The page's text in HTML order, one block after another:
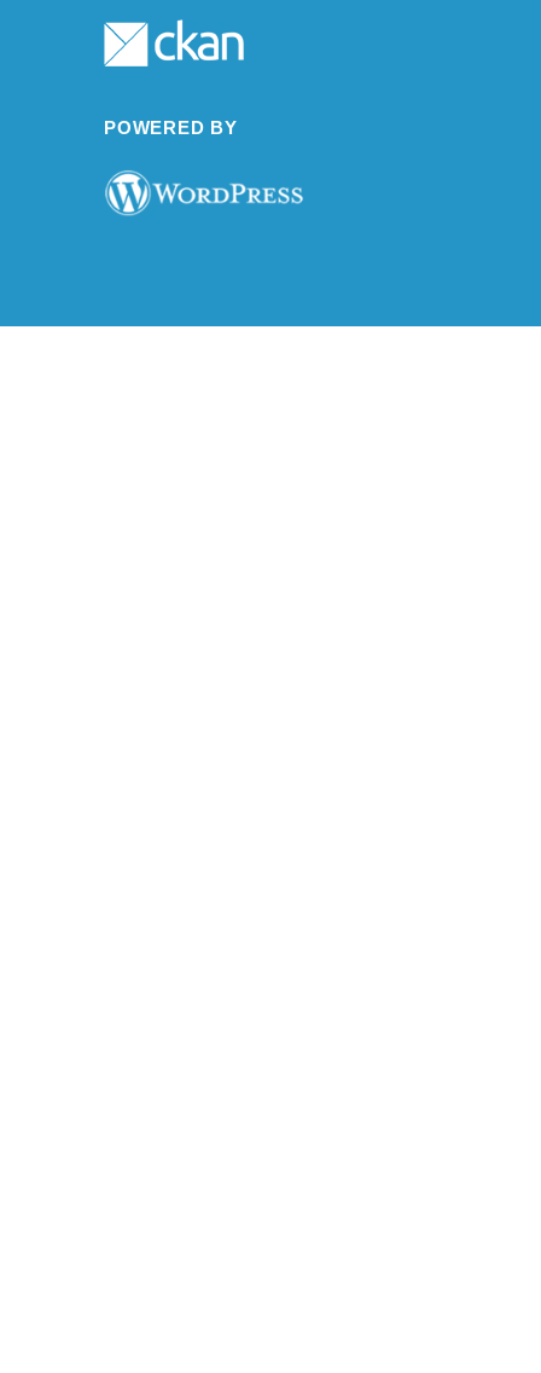
POWERED BY